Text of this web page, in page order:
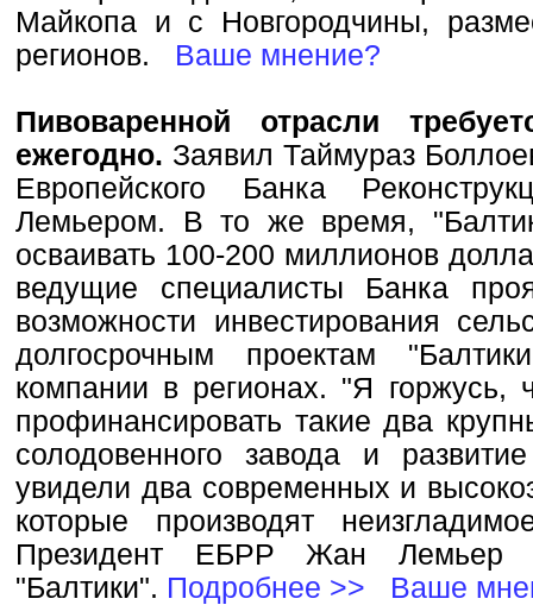
Майкопа и с Новгородчины,
регионов. Ваше мнение?
Пивоваренной отрасли
ежегодно. Заявил Таймураз
Европейского Банка
Лемьером. В то же время,
осваивать 100-200 миллионов
ведущие специалисты Банка
возможности инвестирования
долгосрочным проектам
компании в регионах. "Я горжусь,
профинансировать такие два
солодовенного завода и
увидели два современных и
которые производят
Президент ЕБРР Жан Лемьер
"Балтики". Подробнее >> Ваше